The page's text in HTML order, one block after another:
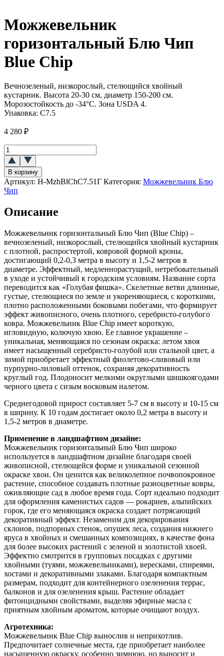
Можжевельник
горизонтальный Блю Чип
Blue Chip
Вечнозеленый, низкорослый, стелющийся хвойный
кустарник. Высота 20-30 см, диаметр 150-200 см.
Морозостойкость до -34°C. Зона USDA 4.
Упаковка: C7.5
4 280 ₽
Количество
товара
Можжевельник
горизонтальный
Блю
Чип
Chip)
В корзину
Артикул: H-MzhBlChC7.51Г Категория: Можжевельник Блю
Чип
Описание
Можжевельник горизонтальный Блю Чип (Blue Chip) –
вечнозеленый, низкорослый, стелющийся хвойный кустарник
с плотной, распростертой, ковровой формой кроны,
достигающий 0,2-0,3 метра в высоту и 1,5-2 метров в
диаметре. Эффектный, медленнорастущий, нетребовательный
в уходе и устойчивый к городским условиям. Название сорта
переводится как «Голубая фишка». Скелетные ветви длинные,
густые, стелющиеся по земле и укореняющиеся, с короткими,
плотно расположенными боковыми побегами, что формирует
эффект живописного, очень плотного, серебристо-голубого
ковра. Можжевельник Blue Chip имеет короткую,
игловидную, колючую хвою. Ее главное украшение –
уникальная, меняющаяся по сезонам окраска: летом хвоя
имеет насыщенный серебристо-голубой или стальной цвет, а
зимой приобретает эффектный фиолетово-сливовый или
пурпурно-лиловый оттенок, сохраняя декоративность
круглый год. Плодоносит мелкими округлыми шишкоягодами
черного цвета с сизым восковым налетом.
Среднегодовой прирост составляет 5-7 см в высоту и 10-15 см
в ширину. К 10 годам достигает около 0,2 метра в высоту и
1,5-2 метров в диаметре.
Применение в ландшафтном дизайне:
Можжевельник горизонтальный Блю Чип широко
используется в ландшафтном дизайне благодаря своей
живописной, стелющейся форме и уникальной сезонной
окраске хвои. Он ценится как великолепное почвопокровное
растение, способное создавать плотные разноцветные ковры,
оживляющие сад в любое время года. Сорт идеально подходит
для оформления каменистых садов — рокариев, альпийских
горок, где его меняющаяся окраска создает потрясающий
декоративный эффект. Незаменим для декорирования
склонов, подпорных стенок, опушек леса, создания нижнего
яруса в хвойных и смешанных композициях, в качестве фона
для более высоких растений с зеленой и золотистой хвоей.
Эффектно смотрится в групповых посадках с другими
хвойными (туями, можжевельниками), вересками, спиреями,
хостами и декоративными злаками. Благодаря компактным
размерам, подходит для контейнерного озеленения террас,
балконов и для озеленения крыш. Растение обладает
фитонцидными свойствами, выделяя эфирные масла с
приятным хвойным ароматом, которые очищают воздух.
Агротехника:
Можжевельник Blue Chip вынослив и неприхотлив.
Предпочитает солнечные места, где приобретает наиболее
насыщенную окраску, особенно зимнюю, но выносит и